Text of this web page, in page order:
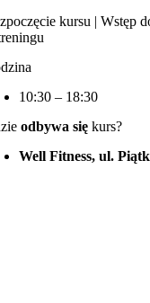
kursu | Wstęp
10:30 – 18:30
odbywa się kurs?
Well Fitness, ul.